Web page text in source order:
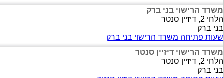
משרד הרישוי בני ברק
הלחי 2, דיזיין סנטר
בני ברק
שעות פתיחה משרד הרישוי בני ברק
משרד הרישוי דיזיין סנטר
הלחי 2, דיזיין סנטר
בני ברק